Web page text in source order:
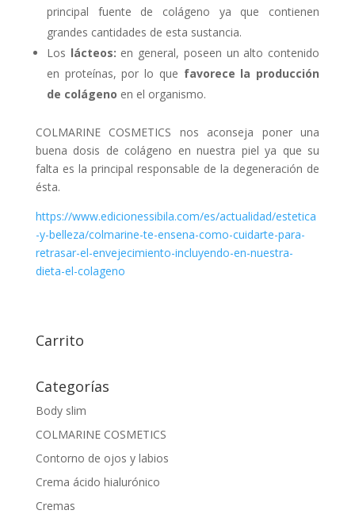
principal fuente de colágeno ya que contienen
grandes cantidades de esta sustancia.
Los lácteos: en general, poseen un alto contenido
en proteínas, por lo que favorece la producción
de colágeno en el organismo.
COLMARINE COSMETICS nos aconseja poner una
buena dosis de colágeno en nuestra piel ya que su
falta es la principal responsable de la degeneración de
ésta.
https://www.edicionessibila.com/es/actualidad/estetica
-y-belleza/colmarine-te-ensena-como-cuidarte-para-
retrasar-el-envejecimiento-incluyendo-en-nuestra-
dieta-el-colageno
Carrito
Categorías
Body slim
COLMARINE COSMETICS
Contorno de ojos y labios
Crema ácido hialurónico
Cremas